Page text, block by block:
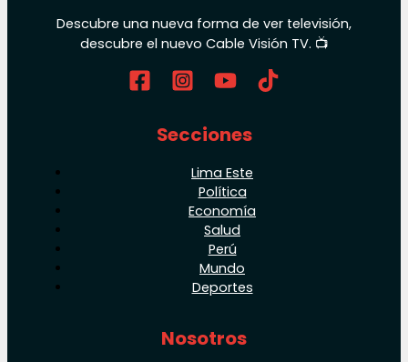
Descubre una nueva forma de ver televisión,
descubre el nuevo Cable Visión TV. 📺
Secciones
Lima Este
Política
Economía
Salud
Perú
Mundo
Deportes
Nosotros